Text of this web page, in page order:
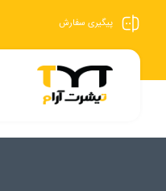
پیگیری سفارش